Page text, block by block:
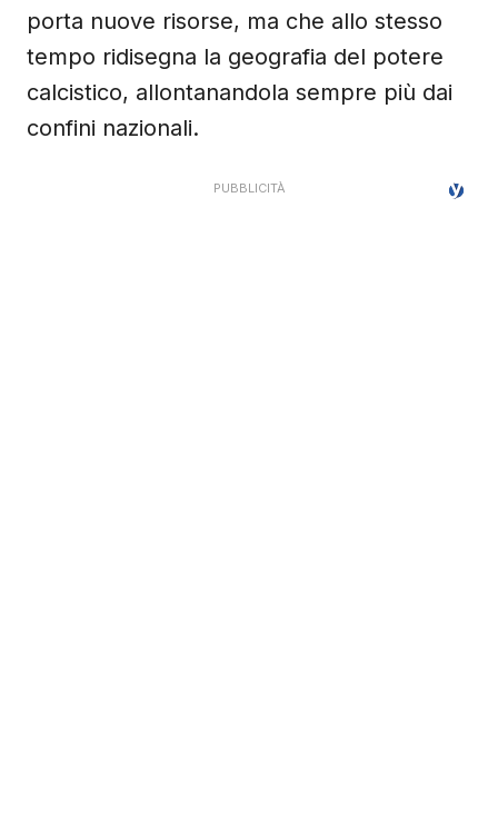
porta nuove risorse, ma che allo stesso
tempo ridisegna la geografia del potere
calcistico, allontanandola sempre più dai
confini nazionali.